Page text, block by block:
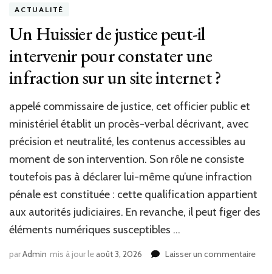
ACTUALITÉ
Un Huissier de justice peut-il
intervenir pour constater une
infraction sur un site internet ?
appelé commissaire de justice, cet officier public et
ministériel établit un procès-verbal décrivant, avec
précision et neutralité, les contenus accessibles au
moment de son intervention. Son rôle ne consiste
toutefois pas à déclarer lui-même qu’une infraction
pénale est constituée : cette qualification appartient
aux autorités judiciaires. En revanche, il peut figer des
éléments numériques susceptibles …
parAdmin mis à jour leaoût 3, 2026 Laisser un commentairesur